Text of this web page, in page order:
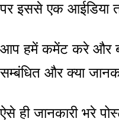
पर इससे एक आईडिया
आप हमें कमेंट करे और
सम्बंधित और क्या
ऐसे ही जानकारी भरे